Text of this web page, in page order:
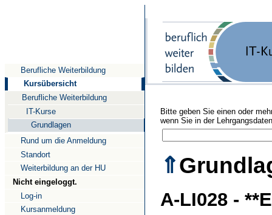
Berufliche Weiterbildung
Kursübersicht
Berufliche Weiterbildung
IT-Kurse
Grundlagen
Rund um die Anmeldung
Standort
Weiterbildung an der HU
Nicht eingeloggt.
Log-in
Kursanmeldung
Bitte geben Sie einen oder
wenn Sie in der
⇑
A-LI028 -